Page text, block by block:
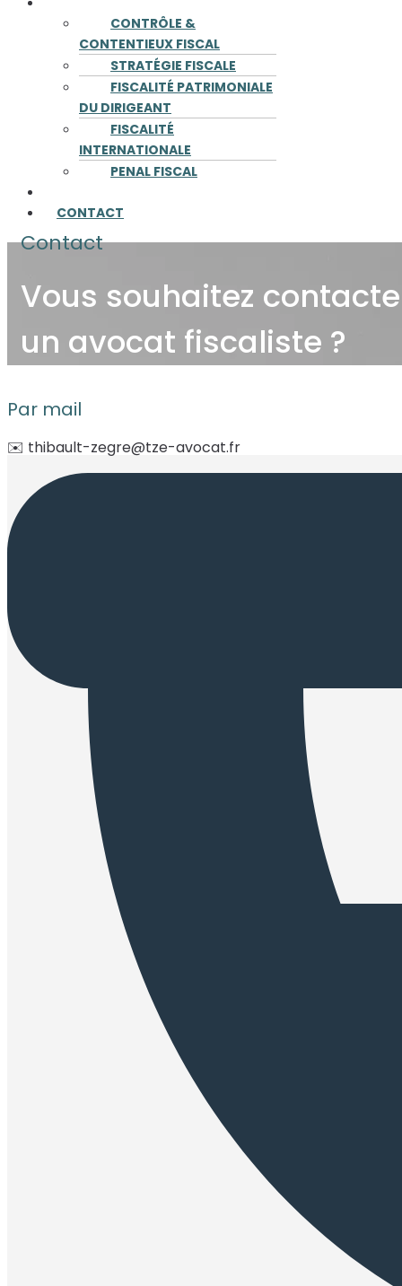
CONTRÔLE &
CONTENTIEUX FISCAL
STRATÉGIE FISCALE
FISCALITÉ PATRIMONIALE
DU DIRIGEANT
FISCALITÉ
INTERNATIONALE
PENAL FISCAL
CONTACT
Contact
Vous souhaitez
un avocat fiscaliste ?
Par mail
✉️ thibault-zegre@tze-avocat.fr